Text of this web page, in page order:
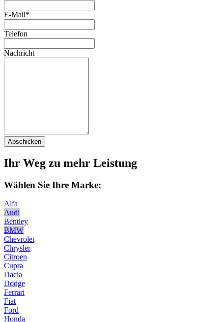
E-Mail*
Telefon
Nachricht
Abschicken
Ihr Weg zu mehr Leistung
Wählen Sie Ihre Marke:
Alfa
Audi
Bentley
BMW
Chevrolet
Chrysler
Citroen
Cupra
Dacia
Dodge
Ferrari
Fiat
Ford
Honda